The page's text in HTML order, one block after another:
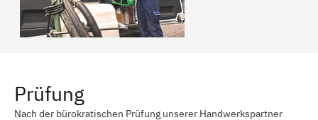
Prüfung
Nach der bürokratischen Prüfung unserer Handwerkspartner